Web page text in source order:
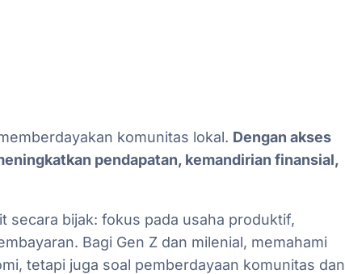
komunitas lokal. Dengan akses
pendapatan, kemandirian finansial,
secara bijak: fokus pada usaha produktif,
Bagi Gen Z dan milenial, memahami
tetapi juga soal pemberdayaan komunitas dan